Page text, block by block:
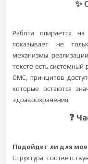
✨
Работа опирается
показывает не
механизмы
тексте есть
ОМС, принципов
которые остаются
здравоохранения.
❓
Подойдет ли для
Структура